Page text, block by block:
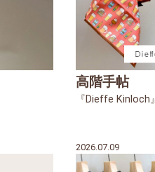
高階手帖
『Dieffe Kinloch』
2026.07.09